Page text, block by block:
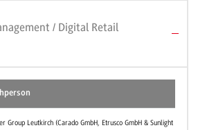
/ Digital Retail
Group Leutkirch (Carado GmbH, Etrusco GmbH & Sunlight GmbH)